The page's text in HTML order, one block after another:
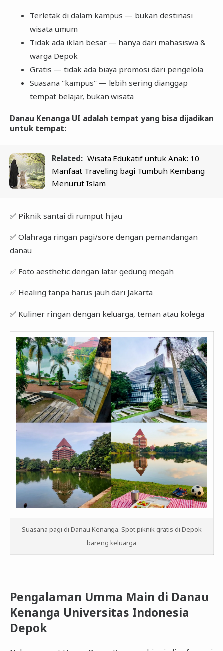
Terletak di dalam kampus — bukan destinasi
wisata umum
Tidak ada iklan besar — hanya dari mahasiswa &
warga Depok
Gratis — tidak ada biaya promosi dari pengelola
Suasana "kampus" — lebih sering dianggap
tempat belajar, bukan wisata
Danau Kenanga UI adalah tempat yang bisa dijadikan
untuk tempat:
Related: Wisata Edukatif untuk Anak: 10
Manfaat Traveling bagi Tumbuh Kembang
Menurut Islam
✅ Piknik santai di rumput hijau
✅ Olahraga ringan pagi/sore dengan pemandangan
danau
✅ Foto aesthetic dengan latar gedung megah
✅ Healing tanpa harus jauh dari Jakarta
✅ Kuliner ringan dengan keluarga, teman atau kolega
Suasana pagi di Danau Kenanga. Spot piknik gratis di Depok
bareng keluarga
Pengalaman Umma Main di Danau
Kenanga Universitas Indonesia
Depok